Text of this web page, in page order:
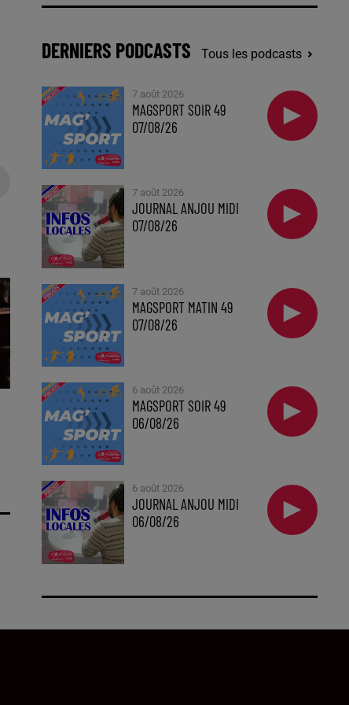
DERNIERS PODCASTS Tous les podcasts
7 août 2026
MAGSPORT SOIR 49
07/08/26
7 août 2026
JOURNAL ANJOU MIDI
07/08/26
7 août 2026
MAGSPORT MATIN 49
07/08/26
6 août 2026
MAGSPORT SOIR 49
06/08/26
6 août 2026
JOURNAL ANJOU MIDI
06/08/26